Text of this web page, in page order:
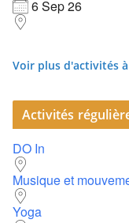
6 Sep 26
Voir plus d'activités
Activités
DO In
Musique et
Yoga